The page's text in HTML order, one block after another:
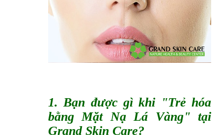
1. Bạn được gì khi "Trẻ hóa
bằng Mặt Nạ Lá Vàng" tại
Grand Skin Care?